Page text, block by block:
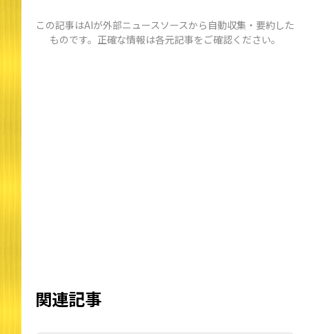
この記事はAIが外部ニュースソースから自動収集・要約した
ものです。正確な情報は各元記事をご確認ください。
関連記事